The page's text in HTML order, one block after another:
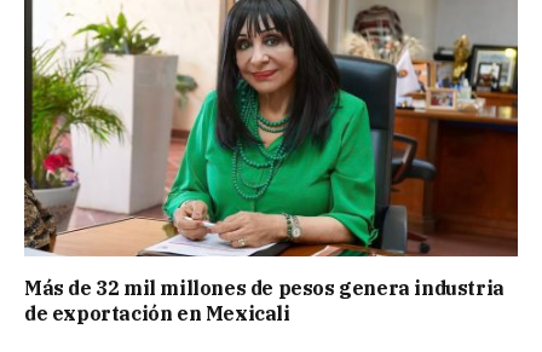
Más de 32 mil millones de pesos genera industria
de exportación en Mexicali